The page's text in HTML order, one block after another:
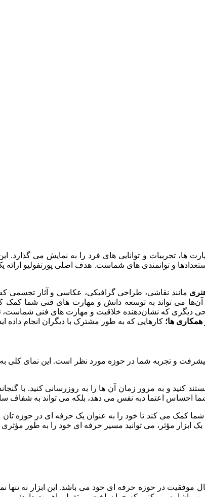
تجربیات و توانایی‌ های فرد را به نمایش می‌ گذارد.
و توانمندی‌ های شماست. هدف اصلی پورتفولیو
مانند نقاشی، طراحی گرافیکی، عکاسی و آثار تجسمی
آن‌ها می‌ تواند به توسعه دانش و مهارت‌ های فنی شما کمک
دیگری که نشان‌دهنده خلاقیت و مهارت‌ های فنی شماست،
ها؛ کارهایی که به‌ طور مشترک با دیگران انجام داده‌
و تجربه شما در حوزه مورد نظر است. این نمای کلی به‌
کنید و به مرور زمان آن‌ ها را به‌ روزرسانی کنید. با
شما احساس اعتما دبه‌ نفس می‌ دهد، بلکه می‌ تواند به
کمک می‌ کند تا خود را به‌ عنوان یک حرفه‌ ای در حوزه‌
یک ابزار مؤثر، می‌ توانید مسیر حرفه‌ ای خود را به‌ طور
در حوزه حرفه‌ ای خود می‌ باشد. این ابزار نه‌ تنها